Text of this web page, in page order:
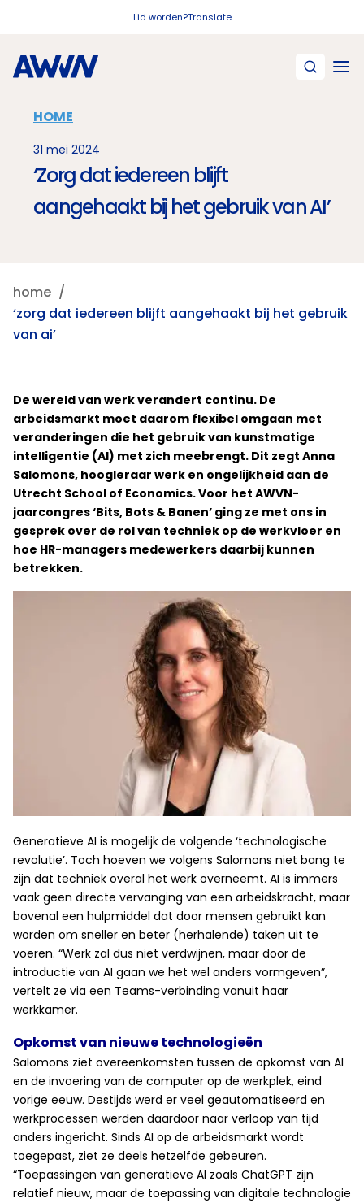
Lid worden?Translate
HOME
31 mei 2024
‘Zorg dat iedereen blijft
aangehaakt bij het gebruik van AI’
home
‘zorg dat iedereen blijft aangehaakt bij het gebruik
van ai’
De wereld van werk verandert continu. De
arbeidsmarkt moet daarom flexibel omgaan met
veranderingen die het gebruik van kunstmatige
intelligentie (AI) met zich meebrengt. Dit zegt Anna
Salomons, hoogleraar werk en ongelijkheid aan de
Utrecht School of Economics. Voor het AWVN-
jaarcongres ‘Bits, Bots & Banen’ ging ze met ons in
gesprek over de rol van techniek op de werkvloer en
hoe HR-managers medewerkers daarbij kunnen
betrekken.
Generatieve AI is mogelijk de volgende ‘technologische
revolutie’. Toch hoeven we volgens Salomons niet bang te
zijn dat techniek overal het werk overneemt. AI is immers
vaak geen directe vervanging van een arbeidskracht, maar
bovenal een hulpmiddel dat door mensen gebruikt kan
worden om sneller en beter (herhalende) taken uit te
voeren. “Werk zal dus niet verdwijnen, maar door de
introductie van AI gaan we het wel anders vormgeven”,
vertelt ze via een Teams-verbinding vanuit haar
werkkamer.
Opkomst van nieuwe technologieën
Salomons ziet overeenkomsten tussen de opkomst van AI
en de invoering van de computer op de werkplek, eind
vorige eeuw. Destijds werd er veel geautomatiseerd en
werkprocessen werden daardoor naar verloop van tijd
anders ingericht. Sinds AI op de arbeidsmarkt wordt
toegepast, ziet ze deels hetzelfde gebeuren.
“Toepassingen van generatieve AI zoals ChatGPT zijn
relatief nieuw, maar de toepassing van digitale technologie